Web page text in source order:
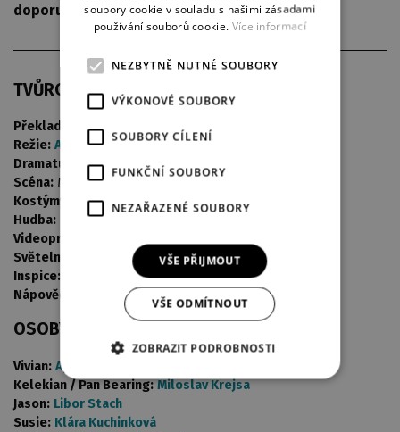
doporučený věkod 15 let
TVŮRCI
Překlad:
Zuzana Ščerbová
Režie: Adam Doležal
Dramaturgie: Zdeněk Janál
Scéna: Michal Syrový
Kostýmy:
Agnieszka Pátá Oldak
Hudba:
Petr Zeman
Videoprojekce:
Světelný design:
Antonín Pfleger
Inspice:
Martin Chmelař
Nápověda:
David Kubát
OSOBY A OBSAZENÍ
Vivian: Apolena Veldová
Kelekian / Pan Bearing: Miloslav Krejsa
Jason: Libor Stach
Susie: Klára Kuchinková
soubory cookie v souladu s našimi zásadami
používání souborů cookie. Více informací
NEZBYTNĚ NUTNÉ SOUBORY
VÝKONOVÉ SOUBORY
SOUBORY CÍLENÍ
FUNKČNÍ SOUBORY
NEZAŘAZENÉ SOUBORY
VŠE PŘIJMOUT
VŠE ODMÍTNOUT
ZOBRAZIT PODROBNOSTI